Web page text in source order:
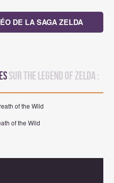
DE LA SAGA ZELDA
sur The Legend of Zelda :
of the Wild
of the Wild